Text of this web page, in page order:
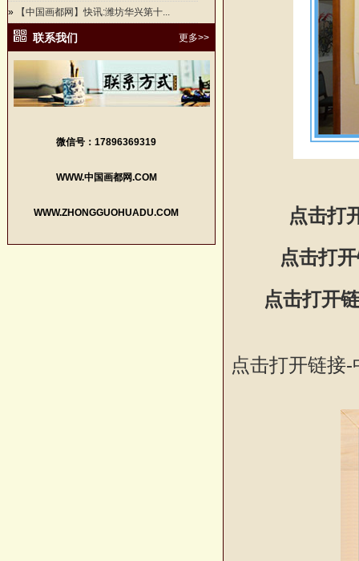
»
【中国画都网】快讯:潍坊华兴第十...
联系我们 更多>>
微信号：17896369319
WWW.中国画都网.COM
WWW.ZHONGGUOHUADU.COM
点击打
点击打
点击打开
点击打开链接